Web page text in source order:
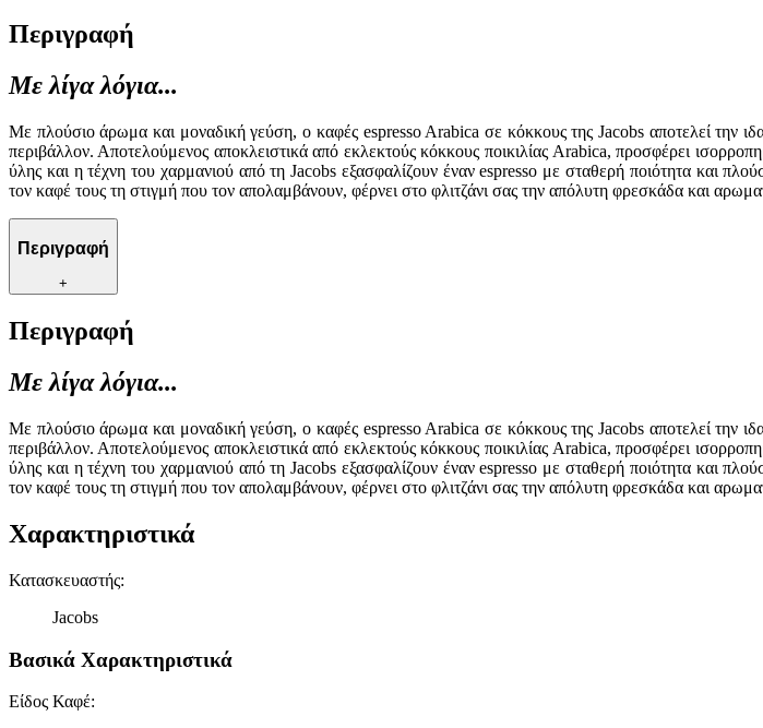
Περιγραφή
Με λίγα λόγια...
Με πλούσιο άρωμα και μοναδική γεύση, ο καφές espresso Arabica σε κόκκους της Jacobs αποτελεί την
περιβάλλον. Αποτελούμενος αποκλειστικά από εκλεκτούς κόκκους ποικιλίας Arabica, προσφέρει
ύλης και η τέχνη του χαρμανιού από τη Jacobs εξασφαλίζουν έναν espresso με σταθερή ποιότητα και
τον καφέ τους τη στιγμή που τον απολαμβάνουν, φέρνει στο φλιτζάνι σας την απόλυτη φρεσκάδα και
Περιγραφή
+
Περιγραφή
Με λίγα λόγια...
Με πλούσιο άρωμα και μοναδική γεύση, ο καφές espresso Arabica σε κόκκους της Jacobs αποτελεί την
περιβάλλον. Αποτελούμενος αποκλειστικά από εκλεκτούς κόκκους ποικιλίας Arabica, προσφέρει
ύλης και η τέχνη του χαρμανιού από τη Jacobs εξασφαλίζουν έναν espresso με σταθερή ποιότητα και
τον καφέ τους τη στιγμή που τον απολαμβάνουν, φέρνει στο φλιτζάνι σας την απόλυτη φρεσκάδα και
Χαρακτηριστικά
Κατασκευαστής:
Jacobs
Βασικά Χαρακτηριστικά
Είδος Καφέ: